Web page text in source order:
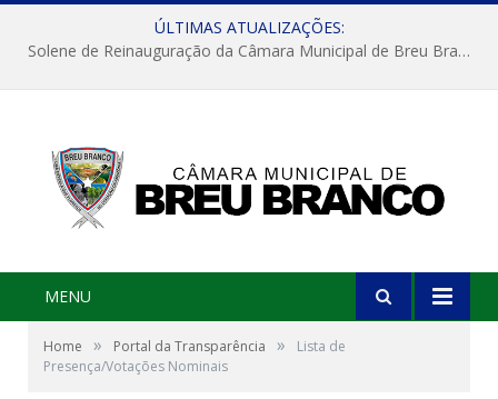
ÚLTIMAS ATUALIZAÇÕES:
Solene de Reinauguração da Câmara Municipal de Breu Branco
MENU
Home » Portal da Transparência »
Lista de
Presença/Votações Nominais